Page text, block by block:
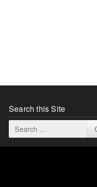
Search this Site